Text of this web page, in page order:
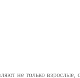
не только